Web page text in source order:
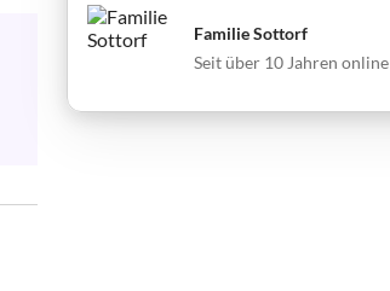
Familie Sottorf
Seit über 10 Jahren online